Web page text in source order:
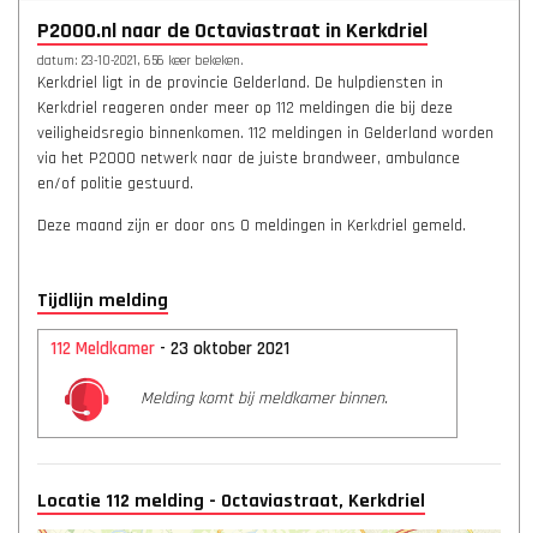
P2000.nl naar de Octaviastraat in Kerkdriel
datum: 23-10-2021, 656 keer bekeken.
Kerkdriel ligt in de provincie Gelderland. De hulpdiensten in
Kerkdriel reageren onder meer op 112 meldingen die bij deze
veiligheidsregio binnenkomen. 112 meldingen in Gelderland worden
via het P2000 netwerk naar de juiste brandweer, ambulance
en/of politie gestuurd.
Deze maand zijn er door ons 0 meldingen in Kerkdriel gemeld.
Tijdlijn melding
112 Meldkamer - 23 oktober 2021
Melding komt bij meldkamer binnen.
Locatie 112 melding - Octaviastraat, Kerkdriel